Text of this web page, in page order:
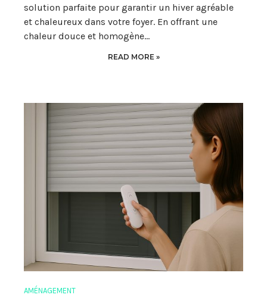
solution parfaite pour garantir un hiver agréable
et chaleureux dans votre foyer. En offrant une
chaleur douce et homogène…
READ MORE »
AMÉNAGEMENT